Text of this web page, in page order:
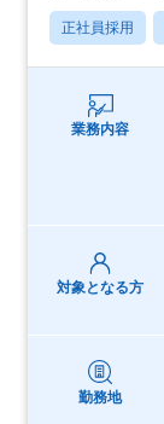
正社員採用
業務内容
対象となる方
勤務地